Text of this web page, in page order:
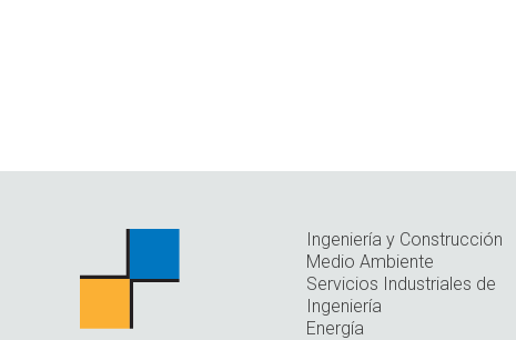
Ingeniería y Construcción
Medio Ambiente
Servicios Industriales de
Ingeniería
Energía